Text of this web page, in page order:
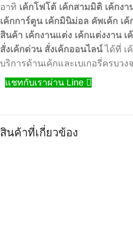
อาทิ เค้กโฟโต้ เค้กสามมิติ เค้กง
เค้กการ์ตูน เค้กมินิม่อล คัพเค้ก เ
สินค้า เค้กงานแต่ง เค้กแต่งงาน เ
สั่งเค้กด่วน สั่งเค้กออนไลน์ได้ที่ เค้
บริการด้านเค้กและเบเกอรี่ครบวง
แชทกับเราผ่าน Line
สินค้าที่เกี่ยวข้อง